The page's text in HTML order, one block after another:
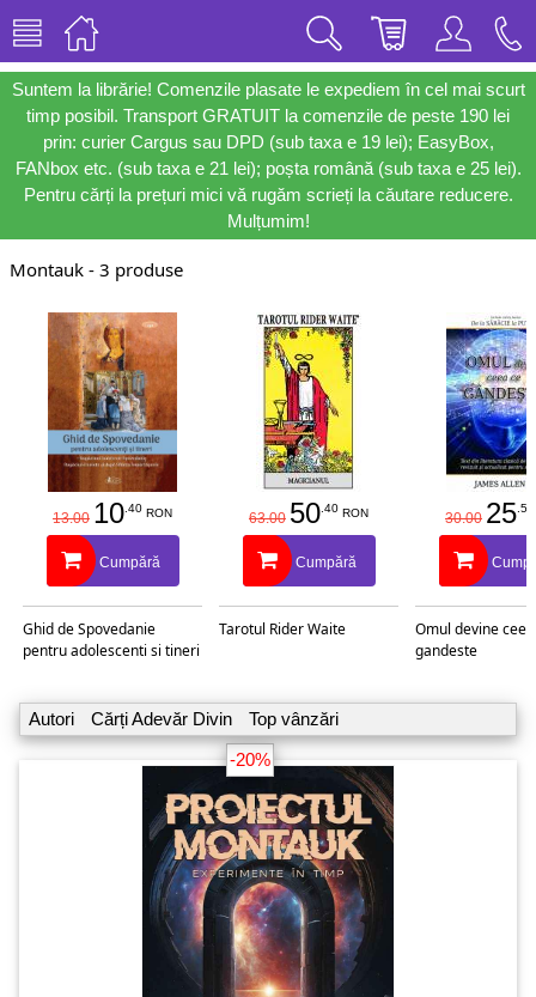
Suntem la librărie! Comenzile plasate le expediem în cel mai scurt
timp posibil. Transport GRATUIT la comenzile de peste 190 lei
prin: curier Cargus sau DPD (sub taxa e 19 lei); EasyBox,
FANbox etc. (sub taxa e 21 lei); poșta română (sub taxa e 25 lei).
Pentru cărți la prețuri mici vă rugăm scrieți la căutare reducere.
Mulțumim!
Montauk - 3 produse
13.00 10 .40 RON
Cumpără
Ghid de Spovedanie
pentru adolescenti si tineri
63.00 50 .40 RON
Cumpără
Tarotul Rider Waite
30.00 25 .50
Omul devine
gandeste
Autori Cărți Adevăr Divin
Top vânzări
-20%